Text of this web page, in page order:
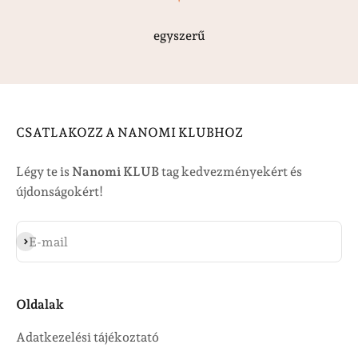
egyszerű
CSATLAKOZZ A NANOMI KLUBHOZ
Légy te is Nanomi KLUBtag kedvezményekért és
újdonságokért!
E-mail
Feliratkozás
Oldalak
Adatkezelési tájékoztató